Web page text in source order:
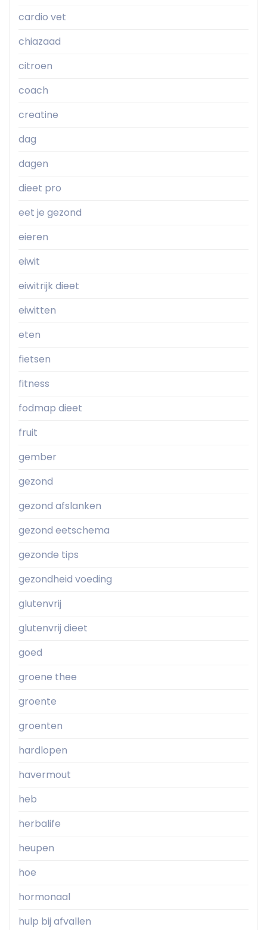
cardio vet
chiazaad
citroen
coach
creatine
dag
dagen
dieet pro
eet je gezond
eieren
eiwit
eiwitrijk dieet
eiwitten
eten
fietsen
fitness
fodmap dieet
fruit
gember
gezond
gezond afslanken
gezond eetschema
gezonde tips
gezondheid voeding
glutenvrij
glutenvrij dieet
goed
groene thee
groente
groenten
hardlopen
havermout
heb
herbalife
heupen
hoe
hormonaal
hulp bij afvallen